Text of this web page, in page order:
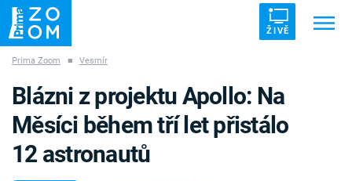
ŽIVĚ
ZÁHADY VETŘELCI DÁVNOVĚKU
Prima Zoom ■ Vesmír
Blázni z projektu Apollo: Na
Měsíci během tří let přistálo
12 astronautů